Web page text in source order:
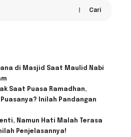
Cari
di Masjid Saat Maulid Nabi
Saat Puasa Ramadhan,
Inilah Pandangan
Namun Hati Malah Terasa
Penjelasannya!